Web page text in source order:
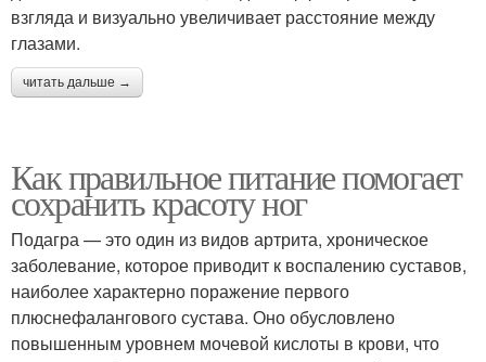
взгляда и визуально увеличивает расстояние между
глазами.
читать дальше →
Как правильное питание помогает
сохранить красоту ног
Подагра — это один из видов артрита, хроническое
заболевание, которое приводит к воспалению суставов,
наиболее характерно поражение первого
плюснефалангового сустава. Оно обусловлено
повышенным уровнем мочевой кислоты в крови, что